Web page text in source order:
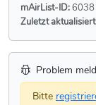
mAirList-ID:6038
Zuletzt
Problem
Bitte